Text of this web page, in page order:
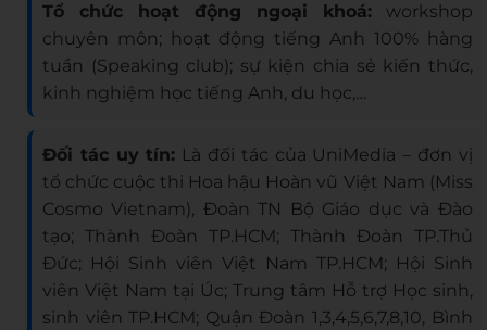
Tổ chức hoạt động ngoại khoá:workshop
chuyên môn; hoạt động tiếng Anh 100% hàng
tuần (Speaking club); sự kiện chia sẻ kiến thức,
kinh nghiệm học tiếng Anh, du học,…
Đối tác uy tín: Là đối tác của UniMedia – đơn vị
tổ chức cuộc thi Hoa hậu Hoàn vũ Việt Nam (Miss
Cosmo Vietnam), Đoàn TN Bộ Giáo dục và Đào
tạo; Thành Đoàn TP.HCM; Thành Đoàn TP.Thủ
Đức; Hội Sinh viên Việt Nam TP.HCM; Hội Sinh
viên Việt Nam tại Úc; Trung tâm Hỗ trợ Học sinh,
sinh viên TP.HCM; Quận Đoàn 1,3,4,5,6,7,8,10, Bình